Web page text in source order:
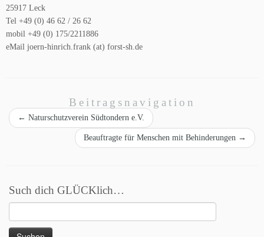
25917 Leck
Tel +49 (0) 46 62 / 26 62
mobil +49 (0) 175/2211886
eMail joern-hinrich.frank (at) forst-sh.de
Beitragsnavigation
← Naturschutzverein Südtondern e.V.
Beauftragte für Menschen mit Behinderungen →
Such dich GLÜCKlich…
nach: